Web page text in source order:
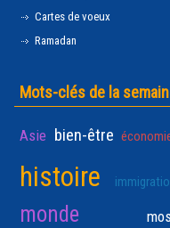
Cartes de voeux
Ramadan
Mots-clés de la
Asie bien-être
histoire
monde